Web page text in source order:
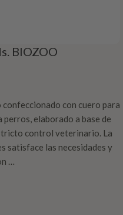
BIOZOO
confeccionado con cuero para
perros, elaborado a base de
control veterinario. La
satisface las necesidades y
…